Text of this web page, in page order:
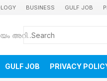
BUSINESS GULF JOB
കുവൈറ്റിലെ വാർത്തകളും വിശേഷങ്ങളും തൽസമയം അറിയാൻ
GULF JOB PRIVACY